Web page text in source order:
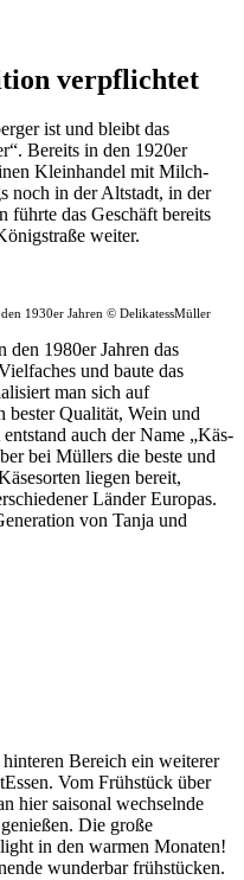
verpflichtet
ist und bleibt das
Bereits in den 1920er
Kleinhandel mit Milch-
noch in der Altstadt, in der
führte das Geschäft bereits
weiter.
1930er Jahren © DelikatessMüller
den 1980er Jahren das
und baute das
man sich auf
bester Qualität, Wein und
auch der Name „Käs-
bei Müllers die beste und
liegen bereit,
Länder Europas.
von Tanja und
Bereich ein weiterer
Vom Frühstück über
hier saisonal wechselnde
Die große
in den warmen Monaten!
wunderbar frühstücken.